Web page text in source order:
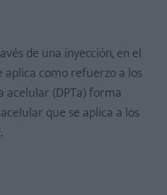
de una inyección, en el
aplica como refuerzo a los
acelular (DPTa) forma
que se aplica a los